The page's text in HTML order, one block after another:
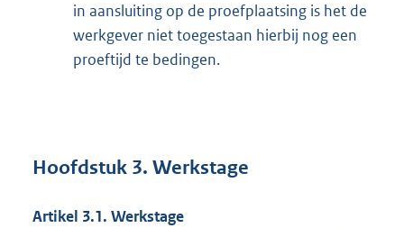
in aansluiting op de proefplaatsing is het de
werkgever niet toegestaan hierbij nog een
proeftijd te bedingen.
Hoofdstuk 3. Werkstage
Artikel 3.1. Werkstage